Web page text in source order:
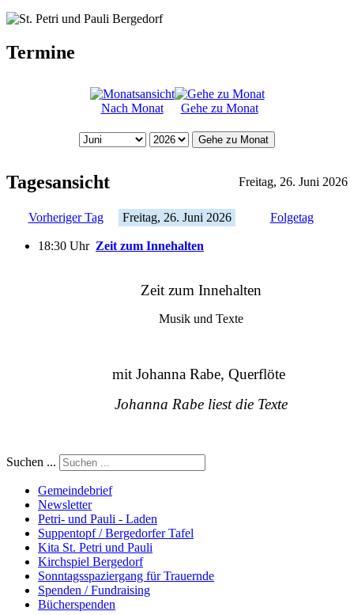
Termine
Nach Monat Gehe zu Monat
Gehe zu Monat
Tagesansicht Freitag, 26. Juni 2026
Vorheriger Tag Freitag, 26. Juni 2026 Folgetag
18:30 Uhr Zeit zum Innehalten
Zeit zum Innehalten
Musik und Texte
mit Johanna Rabe, Querflöte
Johanna Rabe liest die Texte
Suchen ...
Gemeindebrief
Newsletter
Petri- und Pauli - Laden
Suppentopf / Bergedorfer Tafel
Kita St. Petri und Pauli
Kirchspiel Bergedorf
Sonntagsspaziergang für Trauernde
Spenden / Fundraising
Bücherspenden